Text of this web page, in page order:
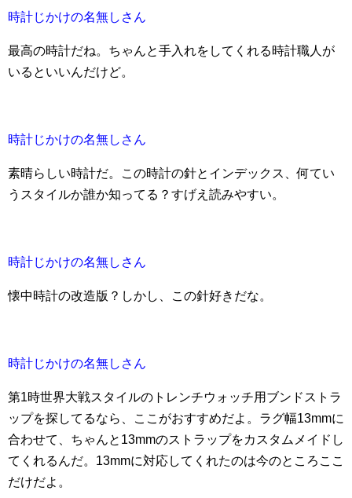
時計じかけの名無しさん
最高の時計だね。ちゃんと手入れをしてくれる時計職人が
いるといいんだけど。
時計じかけの名無しさん
素晴らしい時計だ。この時計の針とインデックス、何てい
うスタイルか誰か知ってる？すげえ読みやすい。
時計じかけの名無しさん
懐中時計の改造版？しかし、この針好きだな。
時計じかけの名無しさん
第1時世界大戦スタイルのトレンチウォッチ用ブンドストラ
ップを探してるなら、ここがおすすめだよ。ラグ幅13mmに
合わせて、ちゃんと13mmのストラップをカスタムメイドし
てくれるんだ。13mmに対応してくれたのは今のところここ
だけだよ。